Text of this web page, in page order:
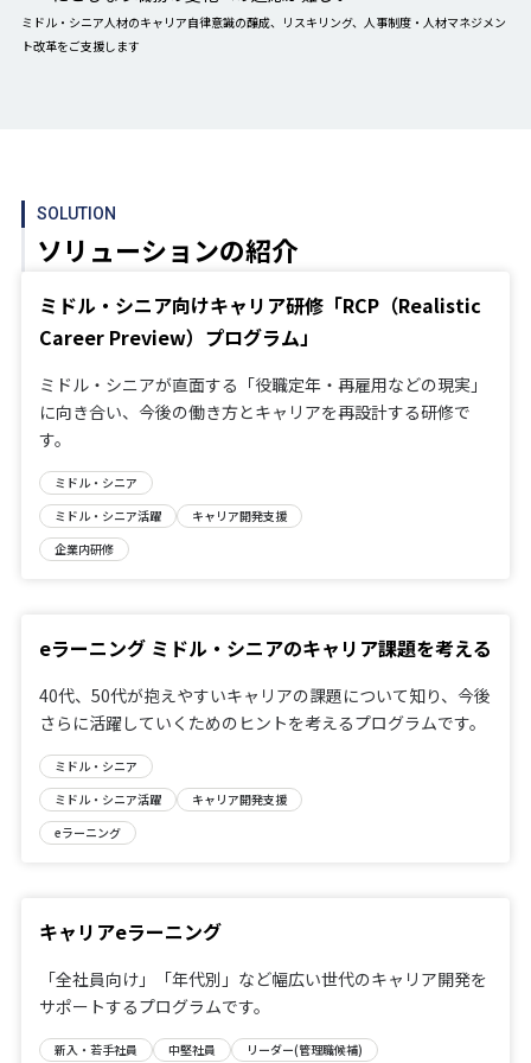
ミドル・シニア人材のキャリア自律意識の醸成、リスキリング、人事制度・人材マネジメン
ト改革をご支援します
SOLUTION
ソリューションの紹介
ミドル・シニア向けキャリア研修「RCP（Realistic
Career Preview）プログラム」
ミドル・シニアが直面する「役職定年・再雇用などの現実」
に向き合い、今後の働き方とキャリアを再設計する研修で
す。
ミドル・シニア
ミドル・シニア活躍
キャリア開発支援
企業内研修
eラーニング ミドル・シニアのキャリア課題を考える
40代、50代が抱えやすいキャリアの課題について知り、今後
さらに活躍していくためのヒントを考えるプログラムです。
ミドル・シニア
ミドル・シニア活躍
キャリア開発支援
eラーニング
キャリアeラーニング
「全社員向け」「年代別」など幅広い世代のキャリア開発を
サポートするプログラムです。
新入・若手社員 中堅社員
リーダー(管理職候補)